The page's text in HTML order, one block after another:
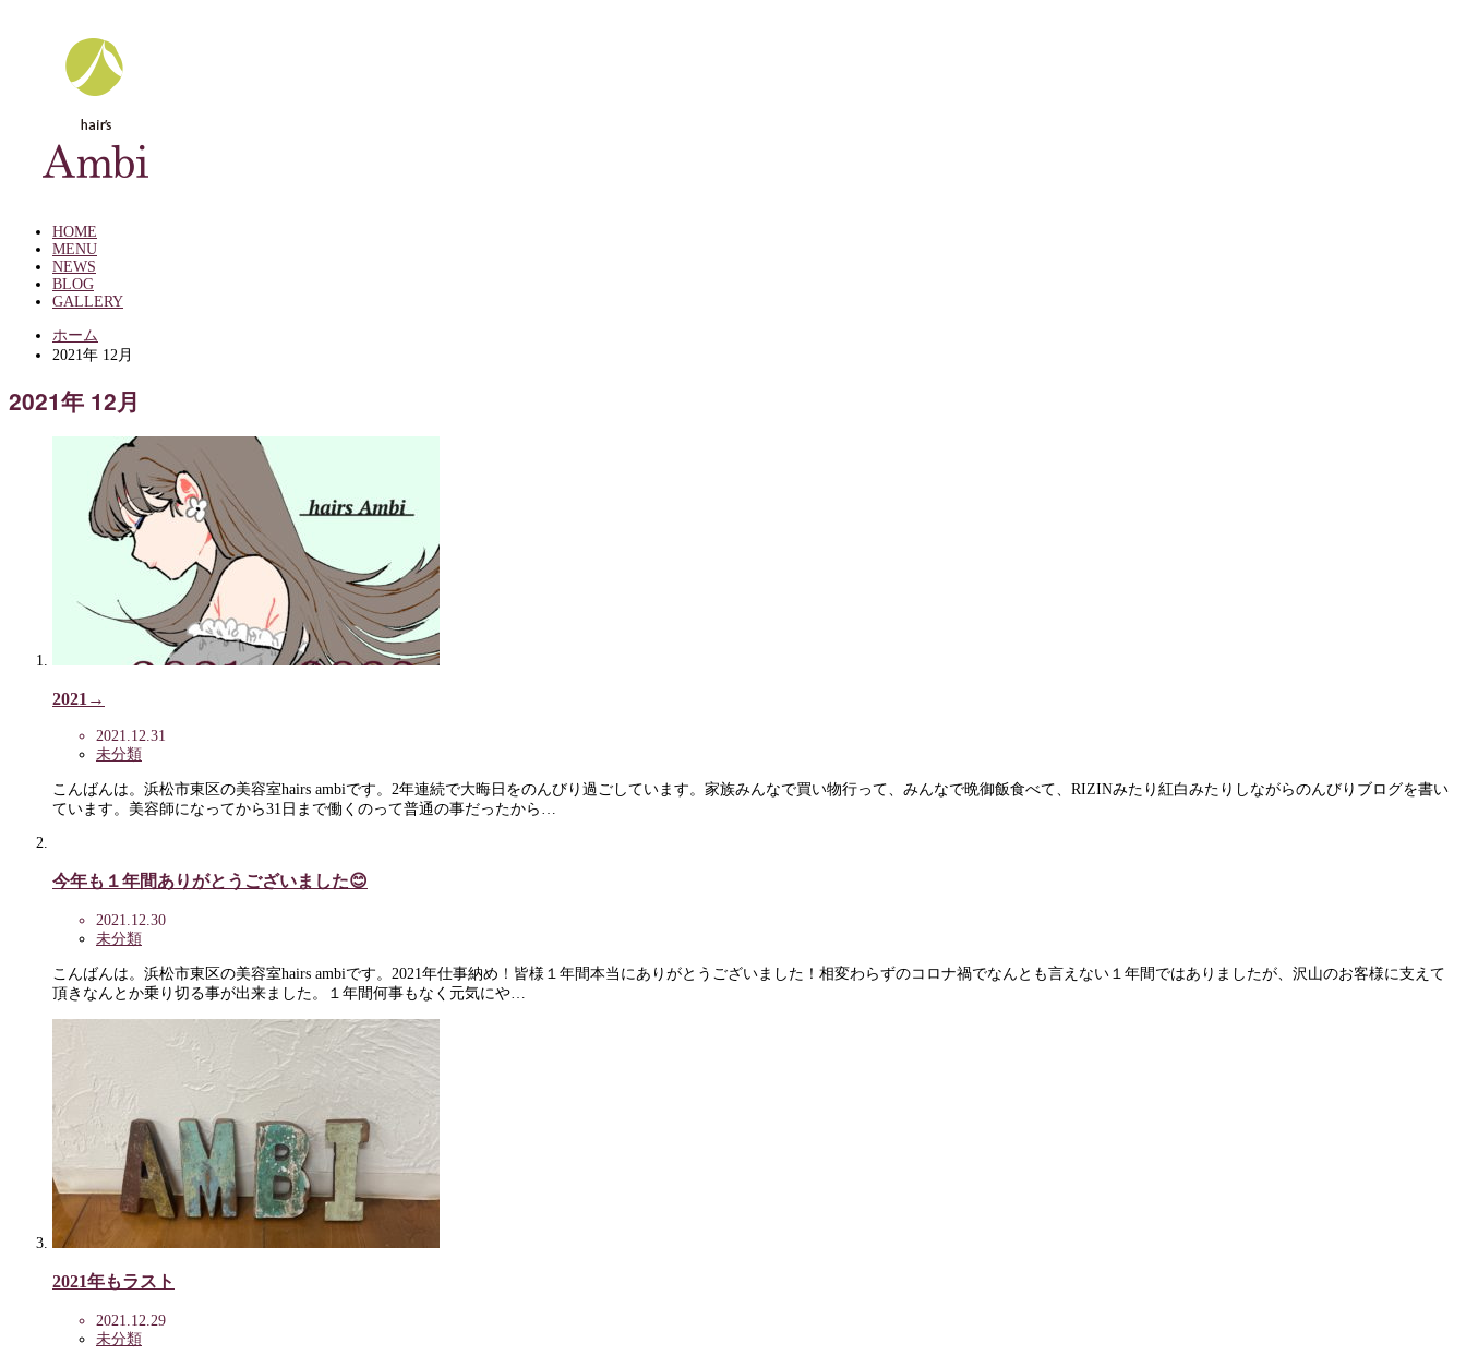
HOME
MENU
NEWS
BLOG
GALLERY
ホーム
2021年 12月
2021年 12月
2021→
2021.12.31
未分類
こんばんは。浜松市東区の美容室hairs ambiです。2年連続で大晦日をのんびり過ごしています。家族みんなで買い物行って、みんなで晩御飯食べて、RIZINみたり紅白みたりしながらのんびりブログを書い
ています。美容師になってから31日まで働くのって普通の事だったから…
今年も１年間ありがとうございました😊
2021.12.30
未分類
こんばんは。浜松市東区の美容室hairs ambiです。2021年仕事納め！皆様１年間本当にありがとうございました！相変わらずのコロナ禍でなんとも言えない１年間ではありましたが、沢山のお客様に支えて
頂きなんとか乗り切る事が出来ました。１年間何事もなく元気にや…
2021年もラスト
2021.12.29
未分類